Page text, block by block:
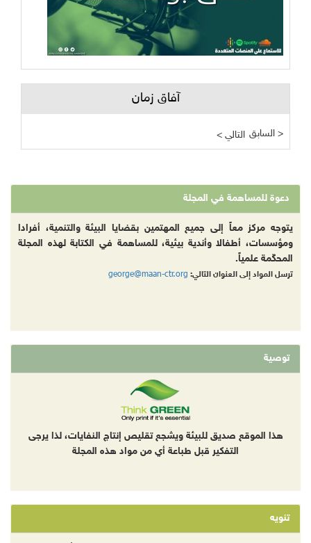
آفاق زمان
< التالي السابق >
دعوة للمساهمة في المجلة
يتوجه مركز معاً إلى جميع المهتمين بقضايا البيئة والتنمية، أفرادا
ومؤسسات، أطفالا وأندية بيئية، للمساهمة في الكتابة لهذه المجلة
المحكّمة علمياً.
ترسل المواد إلى العنوان التالي: george@maan-ctr.org
توصية
هذا الموقع صديق للبيئة ويشجع تقليص إنتاج النفايات، لذا يرجى
التفكير قبل طباعة أي من مواد هذه المجلة
تنويه